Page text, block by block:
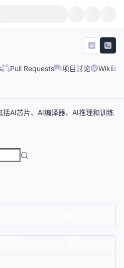
Pull Requests 项目讨论 Wiki
AI芯片、AI编译器、AI推理和训练